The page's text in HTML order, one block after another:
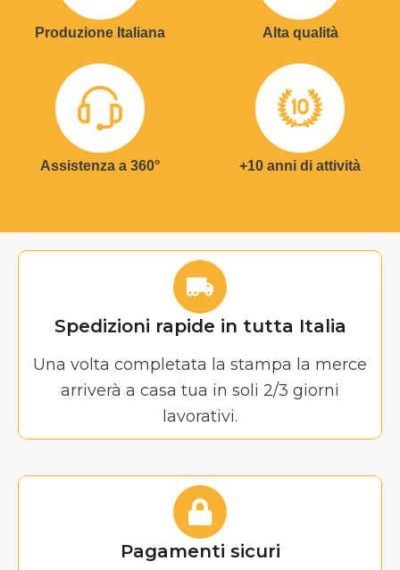
Produzione Italiana Alta qualità
Assistenza a 360° +10 anni di attività
Spedizioni rapide in tutta Italia
Una volta completata la stampa la merce
arriverà a casa tua in soli 2/3 giorni
lavorativi.
Pagamenti sicuri